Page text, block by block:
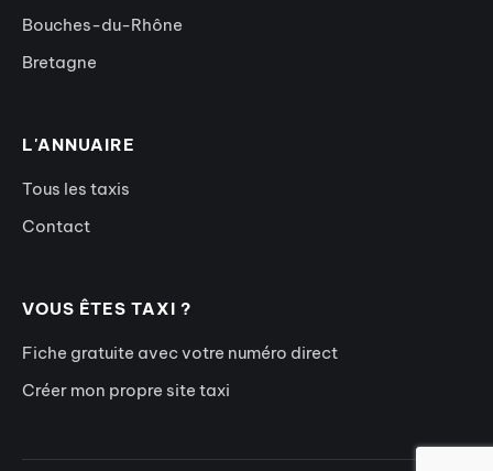
Bouches-du-Rhône
Bretagne
L'ANNUAIRE
Tous les taxis
Contact
VOUS ÊTES TAXI ?
Fiche gratuite avec votre numéro direct
Créer mon propre site taxi